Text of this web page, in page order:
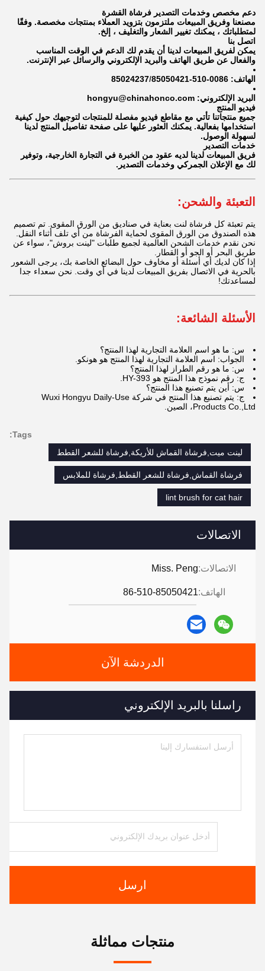
الاتصالات
الاتصالات:Miss. Peng
الهاتف:86-510-85050421
الدردشة الآن
راسلنا بالبريد الإلكتروني
ارسل
دعم مخصص وخدمات التصدير فرشاة القشرة
مصنعنا وفريق المبيعات ملتزمون بتزويد العملاء بمنتجات مخصصة. وفقًا
لمتطلباتك ، يمكنك تغيير الشعار والتغليف ، إلخ.
اتصل بنا
يمكن لفريق المبيعات لدينا أن يقدم لك الدعم في الوقت المناسب
والفعال عن طريق الهاتف والبريد الإلكتروني والرسائل عبر الإنترنت.
الهاتف: 0086-510-85024237
/85050421
البريد الإلكتروني: hongyu@chinahonco.com
فيديو المنتج
جميع منتجاتنا تأتي مع مقاطع فيديو مفصلة للمنتجات لتوجيهك حول كيفية
استخدامها بفعالية. يمكنك العثور عليها على صفحة تفاصيل المنتج لدينا
لسهولة الوصول.
خدمات التصدير
فريق المبيعات لدينا لديه عقود من الخبرة في التجارة الخارجية، وتوفير
لك مع الإعلان الجمركي وخدمات التصدير.
التعبئة والشحن:
يتم تعبئة كل فرشاة لنت بعناية في صناديق من الورق المقوى. تم تصميم
هذه الصندوق من الورق المقوى لحماية الفرشاة من أي تلف أثناء النقل.
نحن نقدم خدمات الشحن العالمية لجميع طلبات "لينت بروش"، سواء عن
طريق البحر أو الجو أو القطار.
إذا كان لديك أي أسئلة أو مخاوف حول البضائع الخاصة بك، يرجى الشعور
بالحرية في الاتصال بفريق المبيعات لدينا في أي وقت. نحن سعداء جدا
لمساعدتك!
الأسئلة الشائعة:
س: ما هو اسم العلامة التجارية لهذا المنتج؟
الجواب: اسم العلامة التجارية لهذا المنتج هو هونكو.
س: ما هو رقم الطراز لهذا المنتج؟
ج: رقم نموذج هذا المنتج هو HY-393.
س: أين يتم تصنيع هذا المنتج؟
ج: يتم تصنيع هذا المنتج في شركة Wuxi Hongyu Daily-Use
Products Co.,Ltd، الصين.
Tags:
لينت ميت,فرشاة القماش للأريكة,فرشاة للشعر القطط
فرشاة القماش,فرشاة للشعر القطط,فرشاة للملابس
lint brush for cat hair
منتجات مماثلة